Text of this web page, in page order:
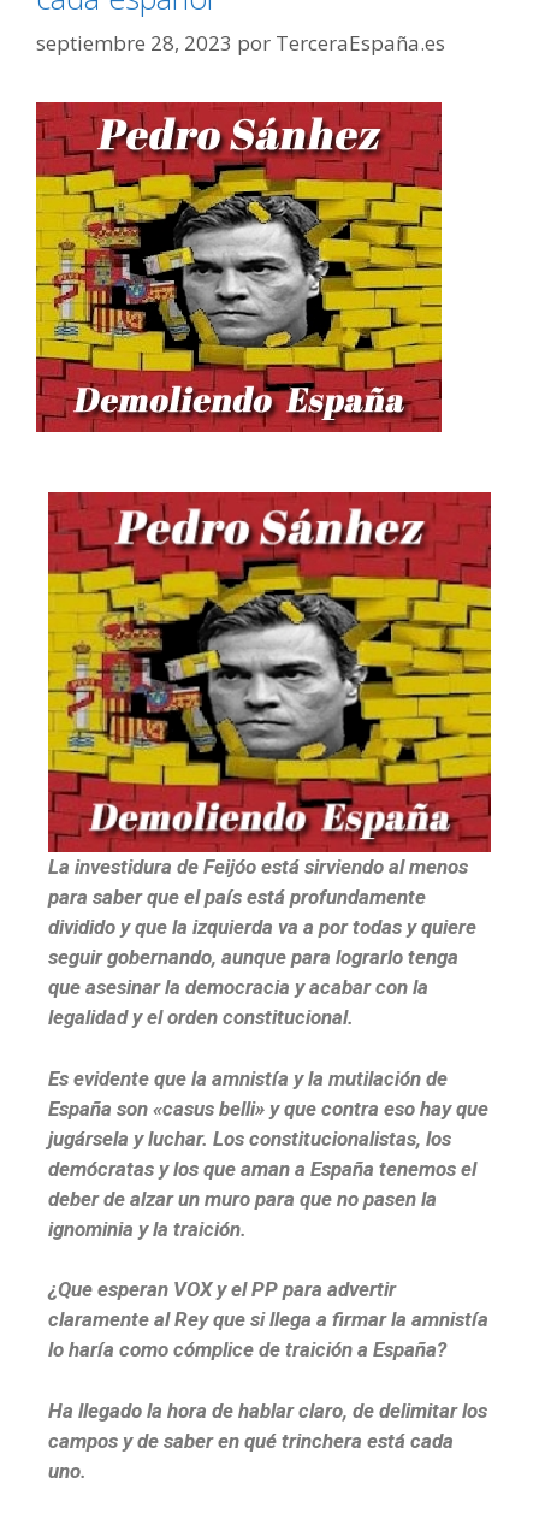
septiembre 28, 2023 por TerceraEspaña.es
La investidura de Feijóo está sirviendo al menos
para saber que el país está profundamente
dividido y que la izquierda va a por todas y quiere
seguir gobernando, aunque para lograrlo tenga
que asesinar la democracia y acabar con la
legalidad y el orden constitucional.
Es evidente que la amnistía y la mutilación de
España son «casus belli» y que contra eso hay que
jugársela y luchar. Los constitucionalistas, los
demócratas y los que aman a España tenemos el
deber de alzar un muro para que no pasen la
ignominia y la traición.
¿Que esperan VOX y el PP para advertir
claramente al Rey que si llega a firmar la amnistía
lo haría como cómplice de traición a España?
Ha llegado la hora de hablar claro, de delimitar los
campos y de saber en qué trinchera está cada
uno.